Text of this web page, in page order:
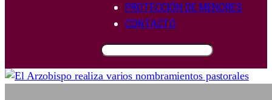
PROTECCIÓN DE MENORES
CONTACTO
BUSCAR